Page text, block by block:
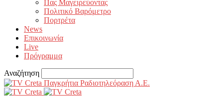
Πας Μαγειρεύοντας
Πολιτικό Βαρόμετρο
Πορτρέτα
News
Επικοινωνία
Live
Πρόγραμμα
Αναζήτηση
Παγκρήτια Ραδιοτηλεόραση Α.Ε.